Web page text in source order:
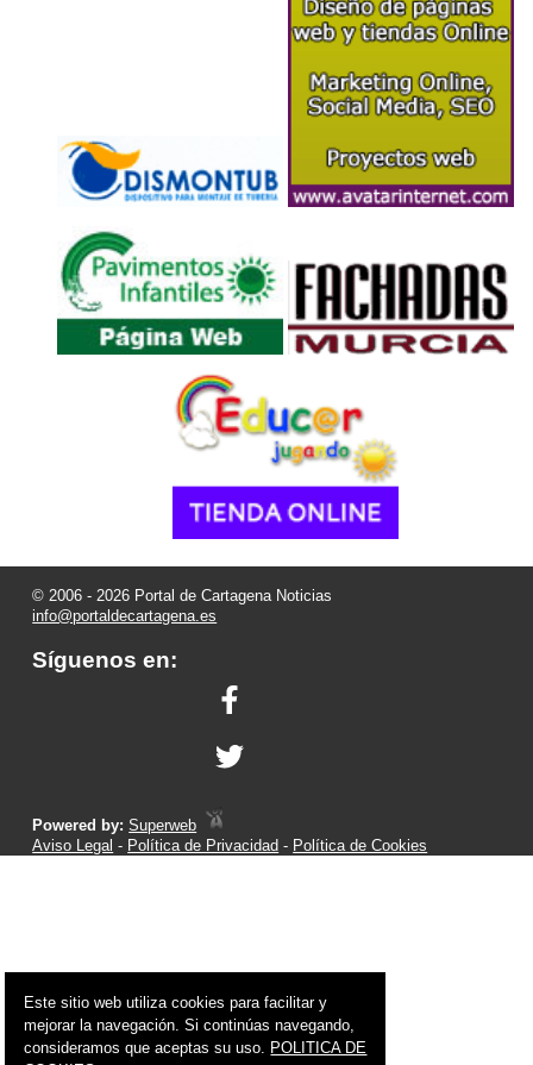
© 2006 - 2026 Portal de Cartagena Noticias
info@portaldecartagena.es
Síguenos en:
Powered by:Superweb
Aviso Legal - Política de Privacidad - Política de Cookies
Este sitio web utiliza cookies para facilitar y
mejorar la navegación. Si continúas navegando,
consideramos que aceptas su uso. POLITICA DE